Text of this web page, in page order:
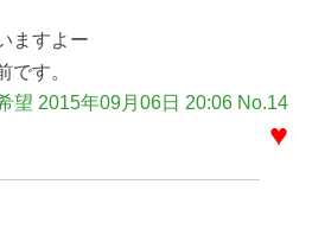
ますよー
です。
望 2015年09月06日 20:06 No.14
♥